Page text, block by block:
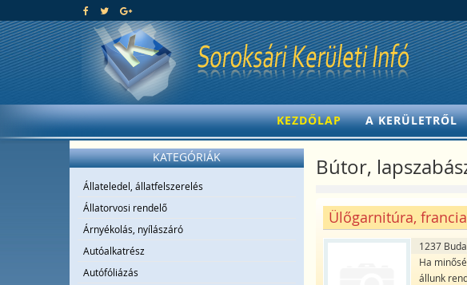
KEZDŐLAP A KERÜLETRŐL
KATEGÓRIÁK
Állateledel, állatfelszerelés
Állatorvosi rendelő
Árnyékolás, nyílászáró
Autóalkatrész
Autófóliázás
Bútor,
Ülőgarnitúra,
1237
Ha
állunk